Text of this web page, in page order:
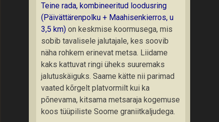
Teine rada, kombineeritud loodusring
(Päivättärenpolku + Maahisenkierros, u
3,5 km) on keskmise koormusega, mis
sobib tavalisele jalutajale, kes soovib
näha rohkem erinevat metsa. Liidame
kaks kattuvat ringi üheks suuremaks
jalutuskäiguks. Saame kätte nii parimad
vaated kõrgelt platvormilt kui ka
põnevama, kitsama metsaraja kogemuse
koos tüüpiliste Soome graniitkaljudega.